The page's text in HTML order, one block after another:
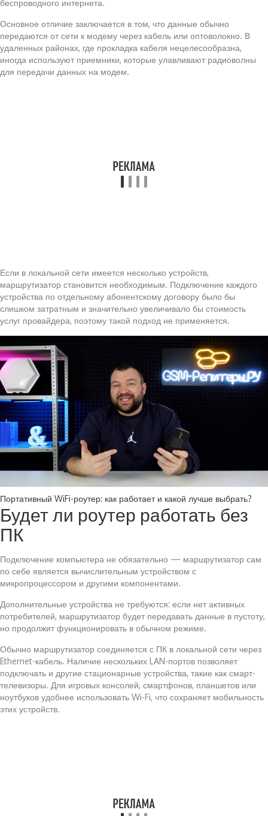
беспроводного интернета.
Основное отличие заключается в том, что данные обычно
передаются от сети к модему через кабель или оптоволокно. В
удаленных районах, где прокладка кабеля нецелесообразна,
иногда используют приемники, которые улавливают радиоволны
для передачи данных на модем.
Если в локальной сети имеется несколько устройств,
маршрутизатор становится необходимым. Подключение каждого
устройства по отдельному абонентскому договору было бы
слишком затратным и значительно увеличивало бы стоимость
услуг провайдера, поэтому такой подход не применяется.
Портативный WiFi-роутер: как работает и какой лучше выбрать?
Будет ли роутер работать без
ПК
Подключение компьютера не обязательно — маршрутизатор сам
по себе является вычислительным устройством с
микропроцессором и другими компонентами.
Дополнительные устройства не требуются: если нет активных
потребителей, маршрутизатор будет передавать данные в пустоту,
но продолжит функционировать в обычном режиме.
Обычно маршрутизатор соединяется с ПК в локальной сети через
Ethernet-кабель. Наличие нескольких LAN-портов позволяет
подключать и другие стационарные устройства, такие как смарт-
телевизоры. Для игровых консолей, смартфонов, планшетов или
ноутбуков удобнее использовать Wi-Fi, что сохраняет мобильность
этих устройств.